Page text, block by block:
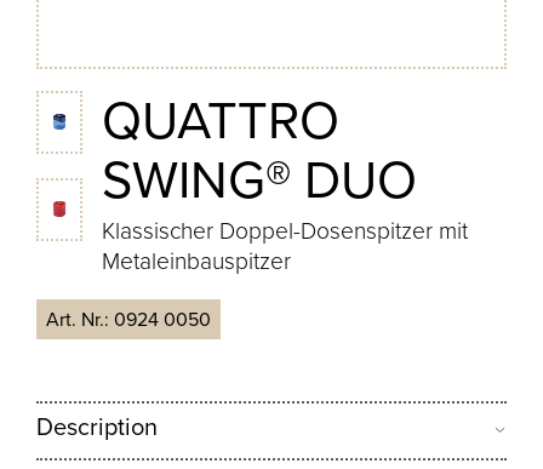
QUATTRO
SWING® DUO
Klassischer Doppel-Dosenspitzer mit
Metaleinbauspitzer
Art. Nr.:0924 0050
Description